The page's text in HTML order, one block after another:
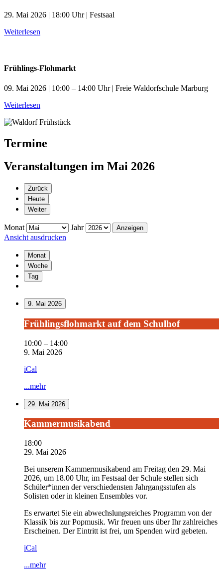
29. Mai 2026 | 18:00 Uhr | Festsaal
Weiterlesen
Frühlings-Flohmarkt
09. Mai 2026 | 10:00 – 14:00 Uhr | Freie Waldorfschule Marburg
Weiterlesen
Termine
Veranstaltungen im Mai 2026
Zurück
Heute
Weiter
Monat
Jahr
Ansicht ausdrucken
Monat
Woche
Tag
9. Mai 2026
Frühlingsflohmarkt
auf
dem
Schulhof
Frühlingsflohmarkt auf dem Schulhof
10:00 – 14:00
9. Mai 2026
iCal
...mehr
29. Mai 2026
Kammermusikabend
Kammermusikabend
18:00
29. Mai 2026
Bei unserem Kammermusikabend am Freitag den 29. Mai
2026, um 18.00 Uhr, im Festsaal der Schule stellen sich
Schüler*innen der verschiedensten Jahrgangsstufen als
Solisten oder in kleinen Ensembles vor.
Es erwartet Sie ein abwechslungsreiches Programm von der
Klassik bis zur Popmusik. Wir freuen uns über Ihr zahlreiches
Erscheinen. Der Eintritt ist frei, um Spenden wird gebeten.
iCal
...mehr